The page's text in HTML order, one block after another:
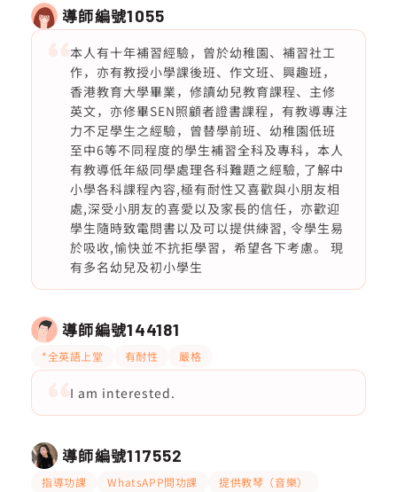
導師編號1055
本人有十年補習經驗，曾於幼稚園、補習社工
作，亦有教授小學課後班、作文班、興趣班，
香港教育大學畢業，修讀幼兒教育課程、主修
英文，亦修畢SEN照顧者證書課程，有教導專注
力不足學生之經驗，曾替學前班、幼稚園低班
至中6等不同程度的學生補習全科及專科，本人
有教導低年級同學處理各科難題之經驗, 了解中
小學各科課程內容,極有耐性又喜歡與小朋友相
處,深受小朋友的喜愛以及家長的信任，亦歡迎
學生隨時致電問書以及可以提供練習, 令學生易
於吸收,愉快並不抗拒學習，希望各下考慮。 現
有多名幼兒及初小學生
導師編號144181
*全英語上堂 有耐性 嚴格
I am interested.
導師編號117552
指導功課 WhatsAPP問功課 提供教琴（音樂）